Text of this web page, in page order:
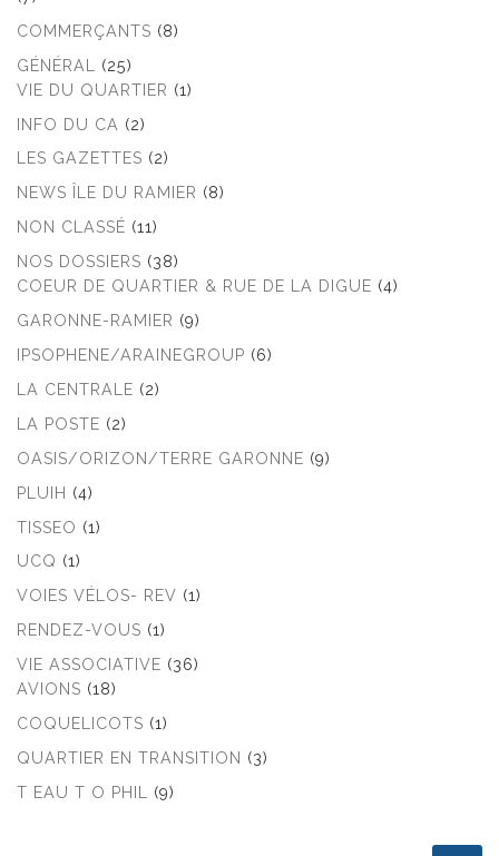
COMMERÇANTS (8)
GÉNÉRAL
(25)
VIE DU QUARTIER (1)
INFO DU CA (2)
LES GAZETTES (2)
NEWS ÎLE DU RAMIER (8)
NON CLASSÉ (11)
NOS DOSSIERS (38)
COEUR DE QUARTIER & RUE DE LA DIGUE (4)
GARONNE-RAMIER (9)
IPSOPHENE/ARAINEGROUP (6)
LA CENTRALE (2)
LA POSTE (2)
OASIS/ORIZON/TERRE GARONNE (9)
PLUIH (4)
TISSEO (1)
UCQ (1)
VOIES VÉLOS- REV (1)
RENDEZ-VOUS (1)
VIE ASSOCIATIVE (36)
AVIONS (18)
COQUELICOTS (1)
QUARTIER EN TRANSITION (3)
T EAU T O PHIL
(9)